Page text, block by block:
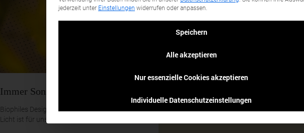
Immer Sonnenschein in der Lobby
Biophiles Design und Plastikfreie Verpackung:
Licht ist für uns Menschen unverzichtbar.
jederzeit unter Einstellungen widerrufen oder anpassen.
Speichern
Alle akzeptieren
Nur essenzielle Cookies akzeptieren
Individuelle Datenschutzeinstellungen